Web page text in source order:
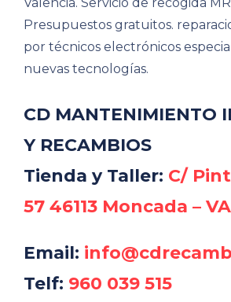
Presupuestos gratuitos.
por técnicos electrónicos
nuevas tecnologías.
CD MANTENIMIENTO
Y RECAMBIOS
Tienda y Taller: C/
57 46113 Moncada –
Email:
Telf: 960 039 515